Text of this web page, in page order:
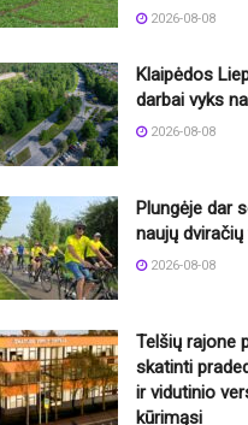
2026-08-08
Klaipėdos
darbai vyks
2026-08-08
Plungėje dar
naujų dviračių
2026-08-08
Telšių rajone
skatinti
ir vidutinio
kūrimąsi